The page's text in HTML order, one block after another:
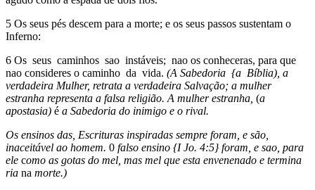
5 Os seus pés descem para a morte; e os seus passos sustentam o
Inferno:
6 Os seus caminhos sao instáveis; nao os conheceras, para que
nao consideres o caminho da vida. (A Sabedoria {a Bíblia), a
verdadeira Mulher, retrata a verdadeira Salvação; a mulher
estranha representa a falsa religião. A mulher estranha (a
apostasia) é a Sabedoria do inimigo e o rival.
Os ensinos das Escrituras inspiradas sempre foram, e são,
inaceitável ao homem. 0 falso ensino {I Jo. 4:5} foram, e sao, para
ele como as gotas do mel, mas mel que esta envenenado e termina
ria na morte.)